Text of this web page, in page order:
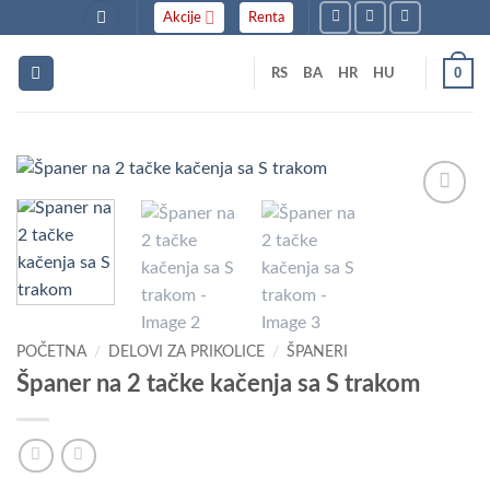
to
content
Akcije Renta
RS BA HR HU 0
POČETNA / DELOVI ZA PRIKOLICE / ŠPANERI
Španer na 2 tačke kačenja sa S trakom